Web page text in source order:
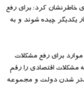
خاطرنشان کرد: برای رفع
یکدیگر چیده شوند و به
موارد برای رفع مشکلات
مشکلات اقتصادی را رقم
شدن دولت و مجموعه